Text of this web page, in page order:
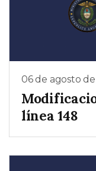
06 de agosto
línea 148